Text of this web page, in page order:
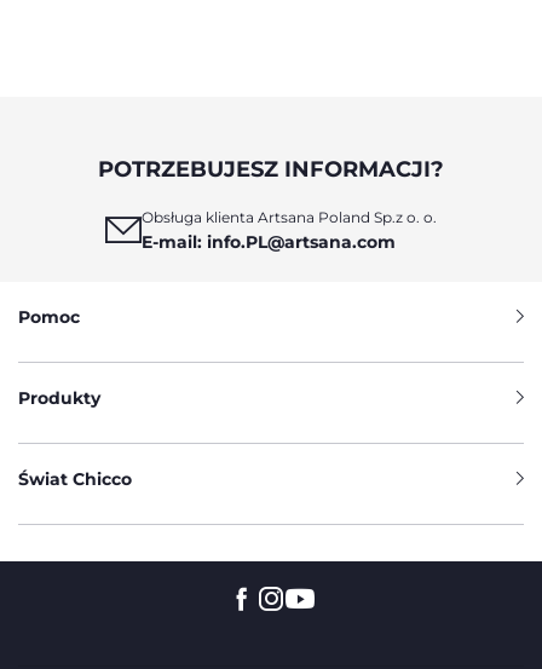
POTRZEBUJESZ INFORMACJI?
Obsługa klienta Artsana Poland Sp.z o. o.
E-mail: info.PL@artsana.com
Pomoc
Produkty
Świat Chicco